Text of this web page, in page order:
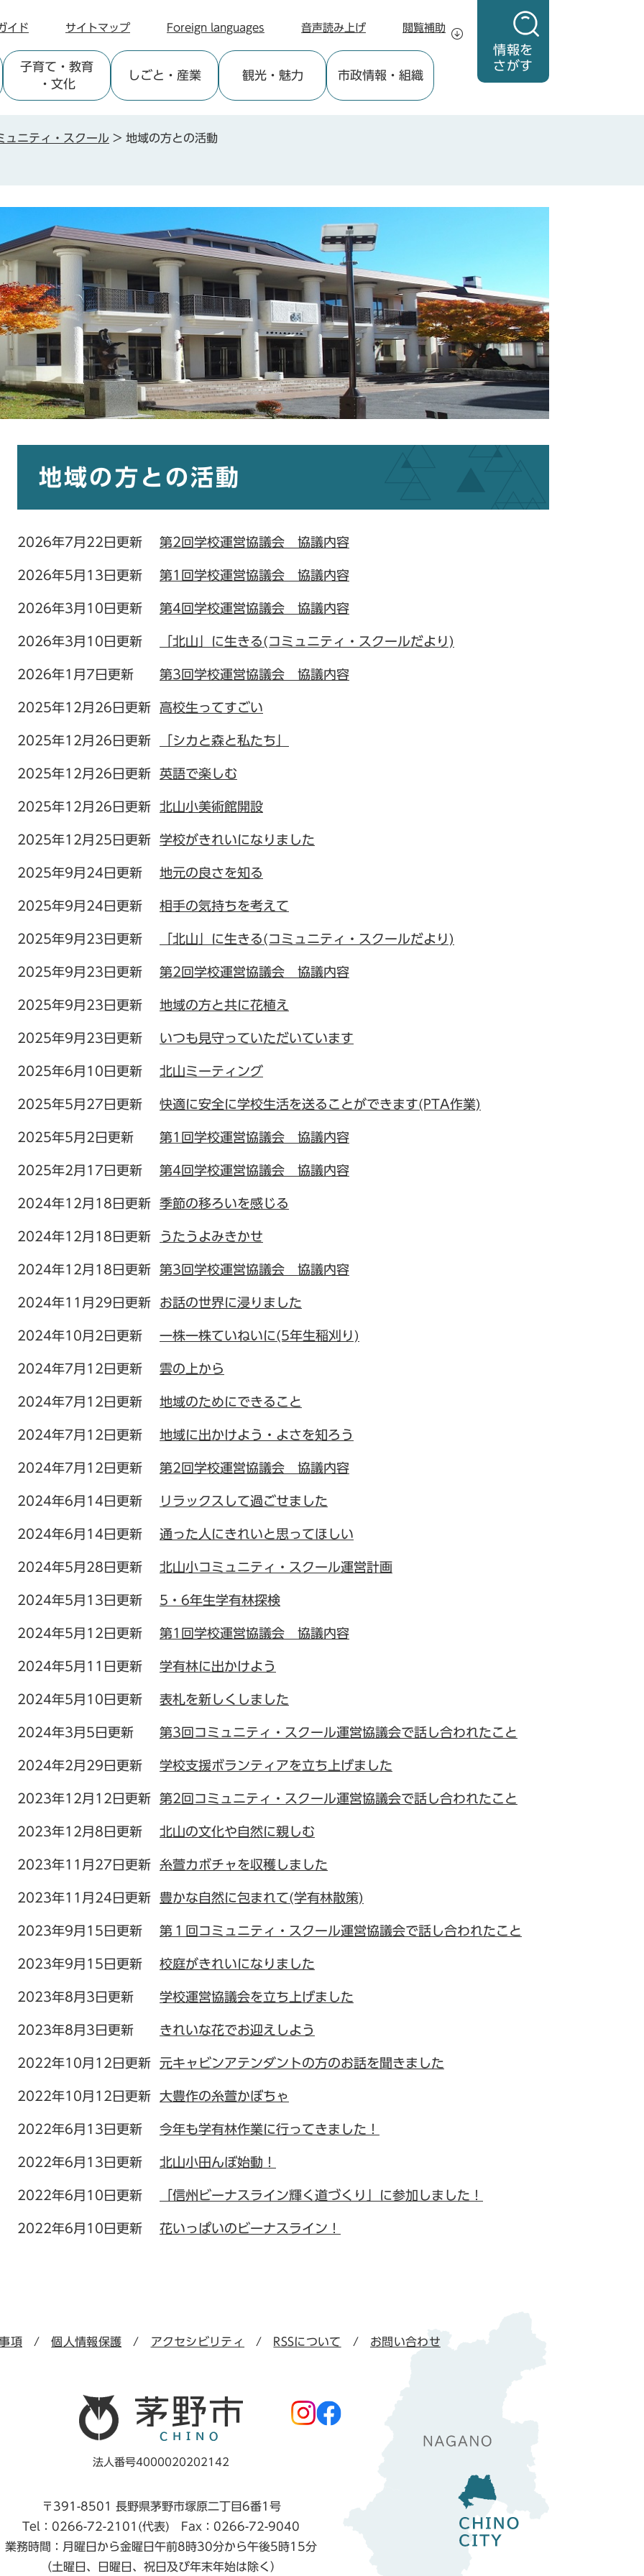
情報を
さがす
イド サイトマップ Foreign languages 音声読み上げ 閲覧補助
子育て ・教育
・文化
しごと ・産業 観光・魅力 市政情報 ・組織
ュニティ・スクール > 地域の方との活動
地域の方との活動
2026年7月22日更新 第2回学校運営協議会 協議内容
2026年5月13日更新 第1回学校運営協議会 協議内容
2026年3月10日更新 第4回学校運営協議会 協議内容
2026年3月10日更新 「北山」に生きる(コミュニティ・スクールだより)
2026年1月7日更新 第3回学校運営協議会 協議内容
2025年12月26日更新 高校生ってすごい
2025年12月26日更新 「シカと森と私たち」
2025年12月26日更新 英語で楽しむ
2025年12月26日更新 北山小美術館開設
2025年12月25日更新 学校がきれいになりました
2025年9月24日更新 地元の良さを知る
2025年9月24日更新 相手の気持ちを考えて
2025年9月23日更新 「北山」に生きる(コミュニティ・スクールだより)
2025年9月23日更新 第2回学校運営協議会 協議内容
2025年9月23日更新 地域の方と共に花植え
2025年9月23日更新 いつも見守っていただいています
2025年6月10日更新 北山ミーティング
2025年5月27日更新 快適に安全に学校生活を送ることができます(PTA作業)
2025年5月2日更新 第1回学校運営協議会 協議内容
2025年2月17日更新 第4回学校運営協議会 協議内容
2024年12月18日更新 季節の移ろいを感じる
2024年12月18日更新 うたうよみきかせ
2024年12月18日更新 第3回学校運営協議会 協議内容
2024年11月29日更新 お話の世界に浸りました
2024年10月2日更新 一株一株ていねいに(5年生稲刈り)
2024年7月12日更新 雲の上から
2024年7月12日更新 地域のためにできること
2024年7月12日更新 地域に出かけよう・よさを知ろう
2024年7月12日更新 第2回学校運営協議会 協議内容
2024年6月14日更新 リラックスして過ごせました
2024年6月14日更新 通った人にきれいと思ってほしい
2024年5月28日更新 北山小コミュニティ・スクール運営計画
2024年5月13日更新 5・6年生学有林探検
2024年5月12日更新 第1回学校運営協議会 協議内容
2024年5月11日更新 学有林に出かけよう
2024年5月10日更新 表札を新しくしました
2024年3月5日更新 第3回コミュニティ・スクール運営協議会で話し合われたこと
2024年2月29日更新 学校支援ボランティアを立ち上げました
2023年12月12日更新 第2回コミュニティ・スクール運営協議会で話し合われたこと
2023年12月8日更新 北山の文化や自然に親しむ
2023年11月27日更新 糸萱カボチャを収穫しました
2023年11月24日更新 豊かな自然に包まれて(学有林散策)
2023年9月15日更新 第１回コミュニティ・スクール運営協議会で話し合われたこと
2023年9月15日更新 校庭がきれいになりました
2023年8月3日更新 学校運営協議会を立ち上げました
2023年8月3日更新 きれいな花でお迎えしよう
2022年10月12日更新 元キャビンアテンダントの方のお話を聞きました
2022年10月12日更新 大豊作の糸萱かぼちゃ
2022年6月13日更新 今年も学有林作業に行ってきました！
2022年6月13日更新 北山小田んぼ始動！
2022年6月10日更新 「信州ビーナスライン輝く道づくり」に参加しました！
2022年6月10日更新 花いっぱいのビーナスライン！
項 個人情報保護 アクセシビリティ RSSについて お問い合わせ
法人番号4000020202142
〒391-8501 長野県茅野市塚原二丁目6番1号
Tel：0266-72-2101(代表) Fax：0266-72-9040
業務時間：月曜日から金曜日午前8時30分から午後5時15分
（土曜日、日曜日、祝日及び年末年始は除く）